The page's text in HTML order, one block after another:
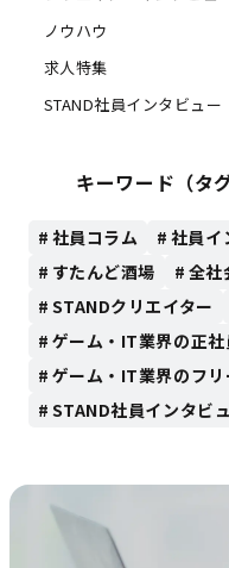
ノウハウ
求人特集
STAND社員インタビュー
キーワード（タグ
社員コラム 社員イ
すたんど酒場
全社
STANDクリエイター
ゲーム・IT業界の正
ゲーム・IT業界のフ
STAND社員インタビ